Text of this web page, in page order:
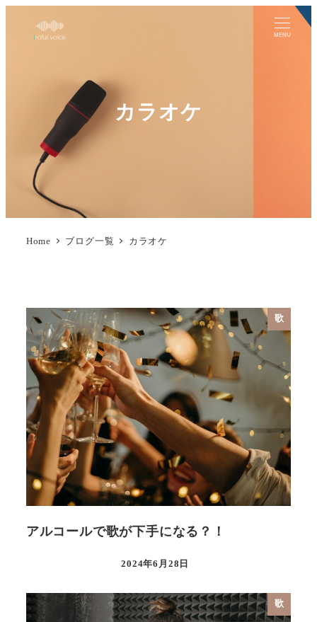
MENU
カラオケ
Home ブログ一覧 カラオケ
歌
アルコールで歌が下手になる？！
2024年6月28日
歌